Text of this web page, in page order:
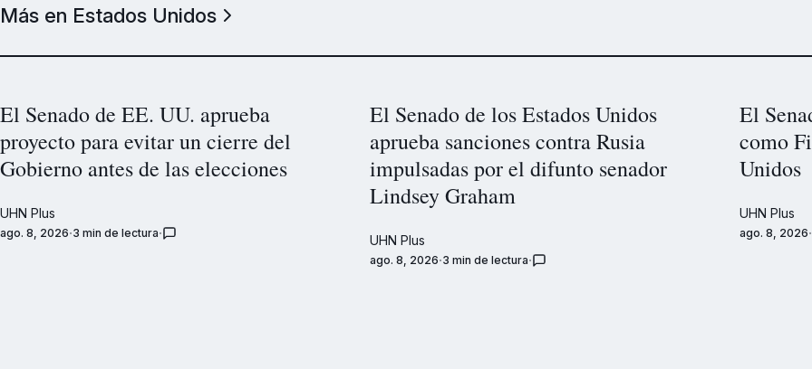
Más en Estados Unidos
El Senado de EE. UU. aprueba
proyecto para evitar un cierre del
Gobierno antes de las elecciones
UHN Plus
ago. 8, 2026 3 min de lectura
El Senado de los Estados Unidos
aprueba sanciones contra Rusia
impulsadas por el difunto senador
Lindsey Graham
UHN Plus
ago. 8, 2026 3 min de lectura
El
como
Unidos
UHN Plus
ago. 8, 2026